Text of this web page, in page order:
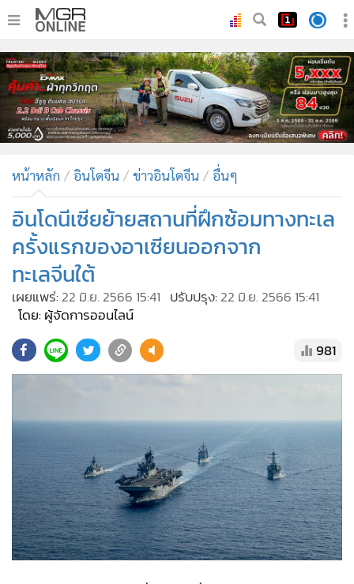
• หน้าหลัก
• ทันเหตุการณ์
• ภาคใต้
• ภูมิภาค
• บันเทิง
• ผู้จัดการรายวัน
• คอลัมนิสต์
• ละคร
• CbizReview
• Cyber BIZ
• Good health & Well-being
• Green Innovation & SD
• MGR Live
• การเมือง
• ท่องเที่ยว
• กีฬา
• ต่างประเทศ
หน้าหลัก อินโดจีน ข่าวอินโดจีน อื่นๆ
อินโดนีเซียย้ายสถานที่ฝึกซ้อมทางทะเล
ครั้งแรกของอาเซียนออกจาก
ทะเลจีนใต้
เผยแพร่: 22 มิ.ย. 2566 15:41 ปรับปรุง: 22 มิ.ย. 2566 15:41
โดย: ผู้จัดการออนไลน์
981